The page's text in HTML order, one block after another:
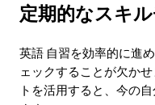
定期的なスキ
英語 自習を効率的に進
ェックすることが欠か
トを活用すると、今の